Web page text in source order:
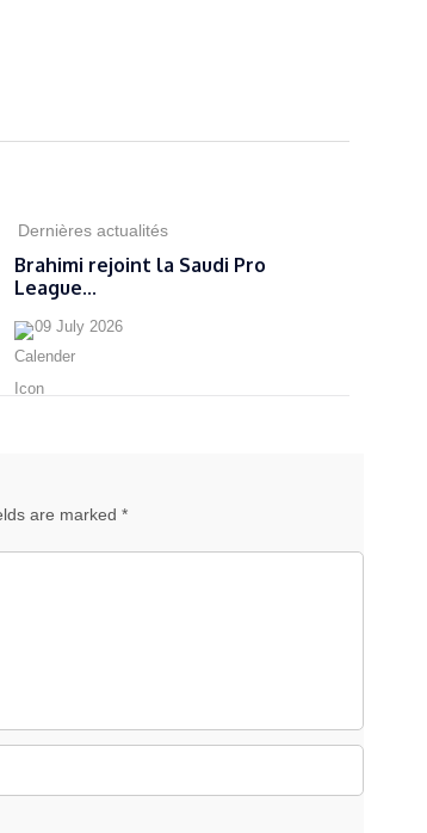
Dernières actualités
Brahimi rejoint la Saudi Pro
League...
09 July 2026
are marked *